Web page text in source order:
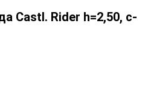
Castl. Rider h=2,50, c-